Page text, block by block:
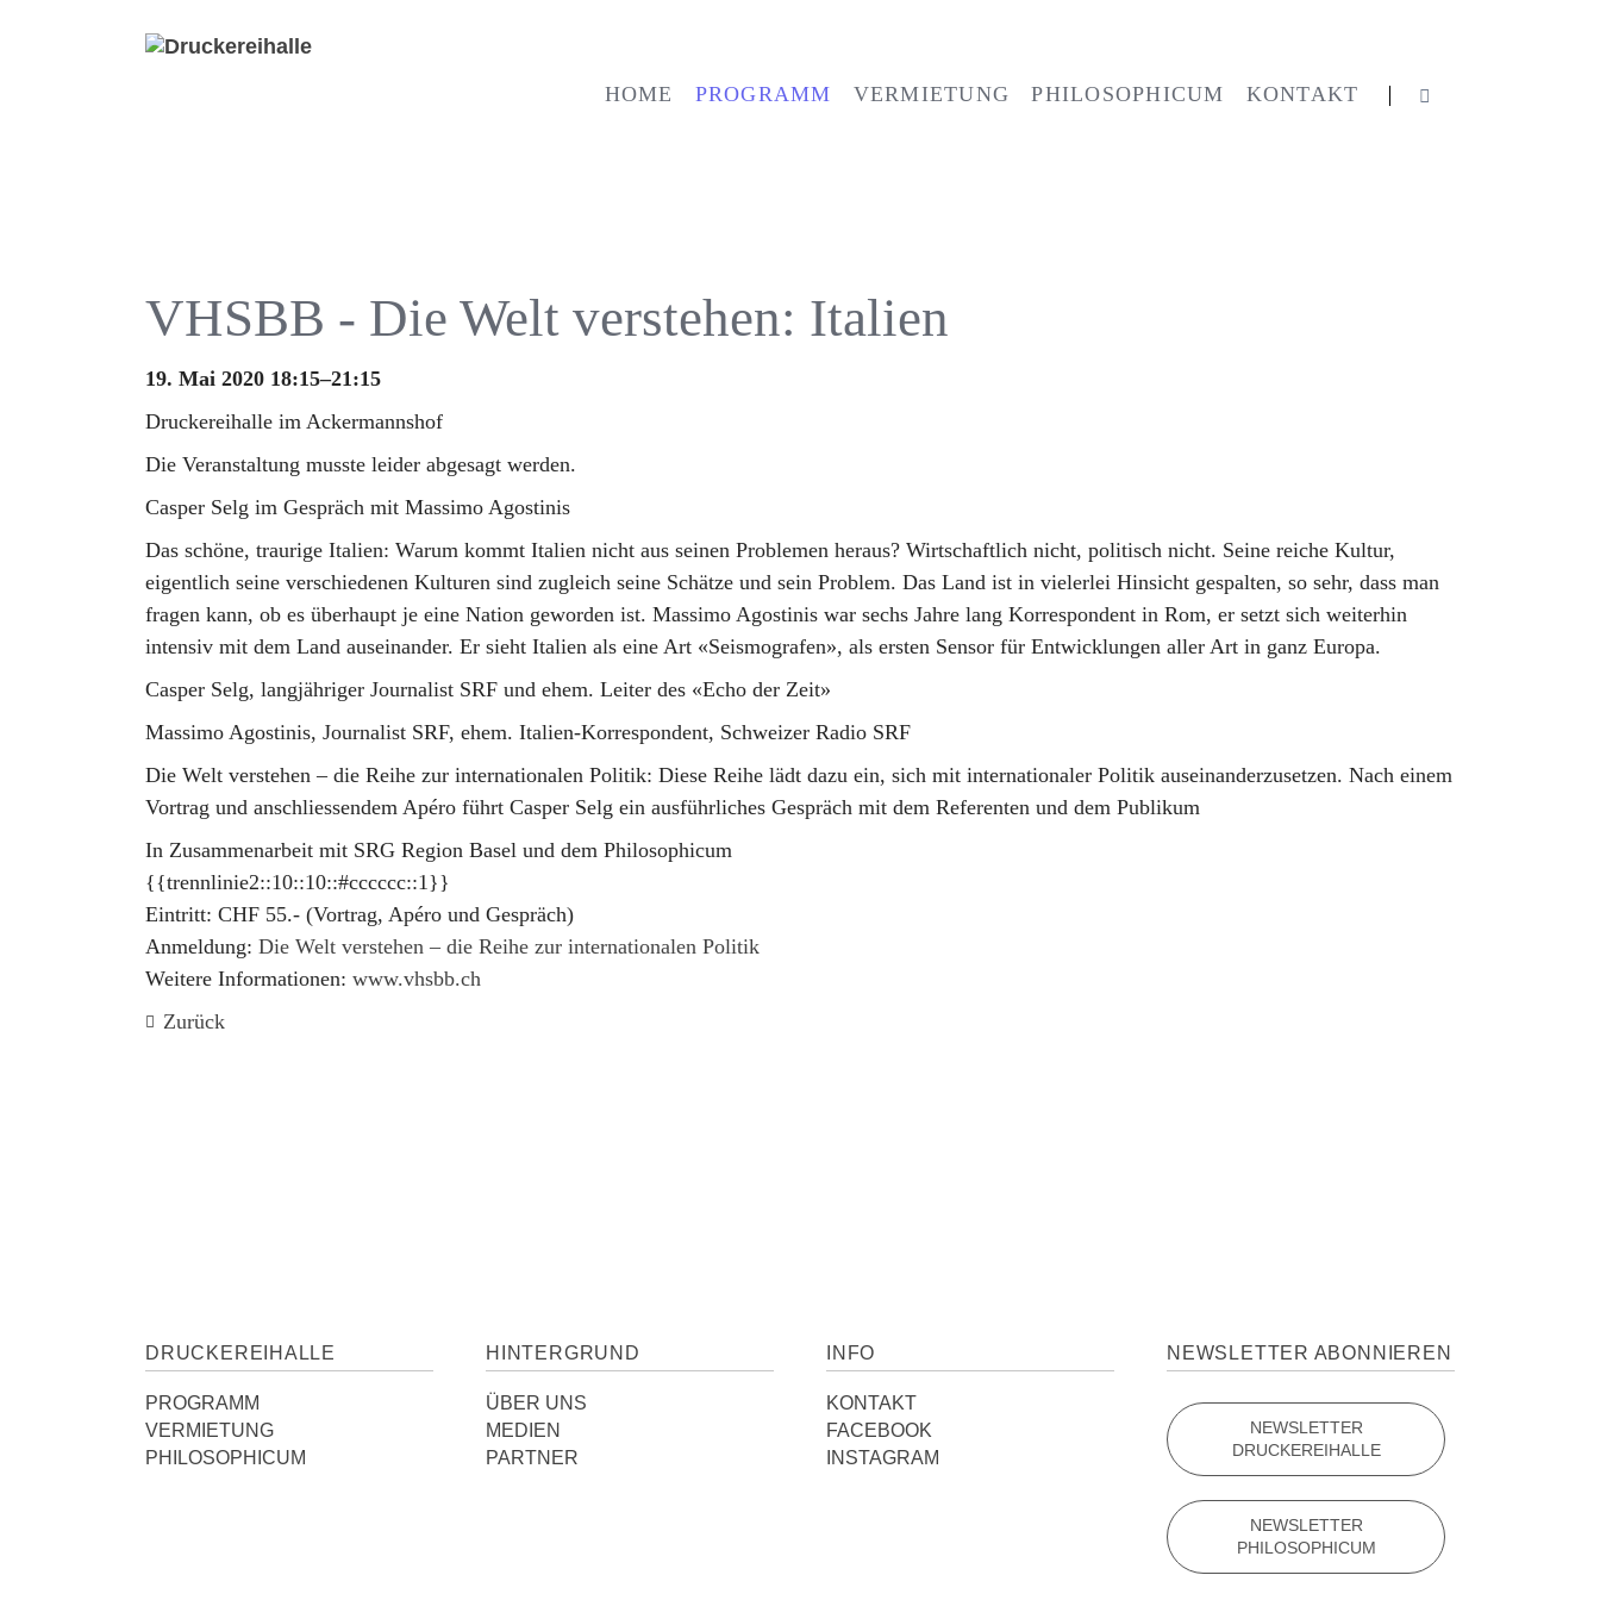
HOME PROGRAMM VERMIETUNG PHILOSOPHICUM KONTAKT
VHSBB - Die Welt verstehen: Italien
19. Mai 2020 18:15–21:15
Druckereihalle im Ackermannshof
Die Veranstaltung musste leider abgesagt werden.
Casper Selg im Gespräch mit Massimo Agostinis
Das schöne, traurige Italien: Warum kommt Italien nicht aus seinen Problemen heraus? Wirtschaftlich nicht, politisch nicht. Seine reiche Kultur,
eigentlich seine verschiedenen Kulturen sind zugleich seine Schätze und sein Problem. Das Land ist in vielerlei Hinsicht gespalten, so sehr, dass man
fragen kann, ob es überhaupt je eine Nation geworden ist. Massimo Agostinis war sechs Jahre lang Korrespondent in Rom, er setzt sich weiterhin
intensiv mit dem Land auseinander. Er sieht Italien als eine Art «Seismografen», als ersten Sensor für Entwicklungen aller Art in ganz Europa.
Casper Selg, langjähriger Journalist SRF und ehem. Leiter des «Echo der Zeit»
Massimo Agostinis, Journalist SRF, ehem. Italien-Korrespondent, Schweizer Radio SRF
Die Welt verstehen – die Reihe zur internationalen Politik: Diese Reihe lädt dazu ein, sich mit internationaler Politik auseinanderzusetzen. Nach einem
Vortrag und anschliessendem Apéro führt Casper Selg ein ausführliches Gespräch mit dem Referenten und dem Publikum
In Zusammenarbeit mit SRG Region Basel und dem Philosophicum
{{trennlinie2::10::10::#cccccc::1}}
Eintritt: CHF 55.- (Vortrag, Apéro und Gespräch)
Anmeldung: Die Welt verstehen – die Reihe zur internationalen Politik
Weitere Informationen: www.vhsbb.ch
Zurück
DRUCKEREIHALLE
PROGRAMM
VERMIETUNG
PHILOSOPHICUM
HINTERGRUND
ÜBER UNS
MEDIEN
PARTNER
INFO
KONTAKT
FACEBOOK
INSTAGRAM
NEWSLETTER ABONNIEREN
NEWSLETTER
DRUCKEREIHALLE
NEWSLETTER
PHILOSOPHICUM